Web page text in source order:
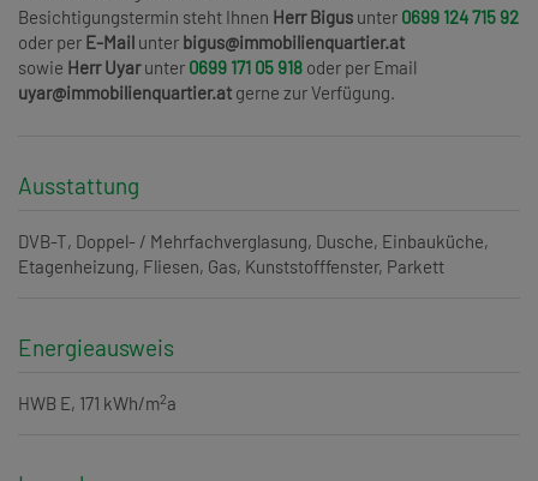
Besichtigungstermin steht Ihnen Herr Bigus unter 0699 124 715 92
oder per E-Mail unter bigus@immobilienquartier.at
sowie Herr Uyarunter 0699 171 05 918 oder per Email
uyar@immobilienquartier.at gerne zur Verfügung.
Ausstattung
DVB-T Doppel- / Mehrfachverglasung Dusche Einbauküche
Etagenheizung Fliesen Gas Kunststofffenster Parkett
Energieausweis
HWB E, 171 kWh/m2a